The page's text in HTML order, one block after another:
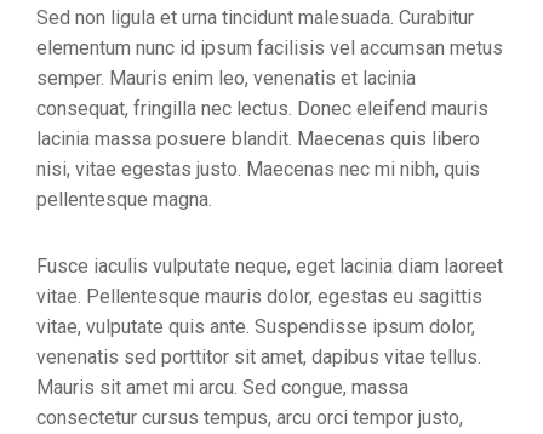
Sed non ligula et urna tincidunt malesuada. Curabitur
elementum nunc id ipsum facilisis vel accumsan metus
semper. Mauris enim leo, venenatis et lacinia
consequat, fringilla nec lectus. Donec eleifend mauris
lacinia massa posuere blandit. Maecenas quis libero
nisi, vitae egestas justo. Maecenas nec mi nibh, quis
pellentesque magna.
Fusce iaculis vulputate neque, eget lacinia diam laoreet
vitae. Pellentesque mauris dolor, egestas eu sagittis
vitae, vulputate quis ante. Suspendisse ipsum dolor,
venenatis sed porttitor sit amet, dapibus vitae tellus.
Mauris sit amet mi arcu. Sed congue, massa
consectetur cursus tempus, arcu orci tempor justo,